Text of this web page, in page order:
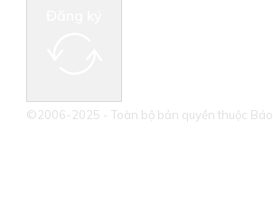
©2006-2025 - Toàn bộ bản quyền thuộc Báo